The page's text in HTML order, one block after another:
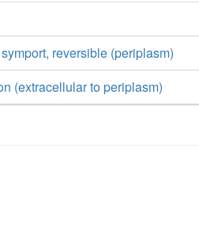
reversible (periplasm)
(extracellular to periplasm)